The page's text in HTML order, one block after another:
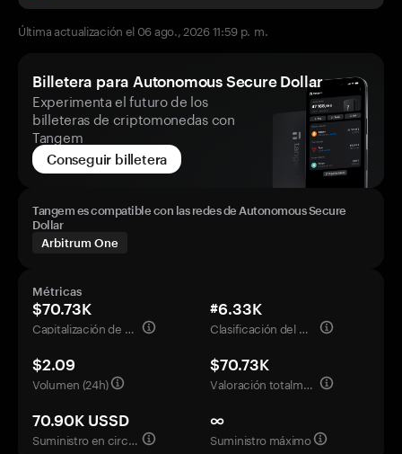
Última actualización el 06 ago., 2026 11:59 p. m.
Billetera para Autonomous Secure Dollar
Experimenta el futuro de los
billeteras de criptomonedas con
Tangem
Conseguir billetera
Tangem es compatible con las redes de Autonomous Secure
Dollar
Arbitrum One
Métricas
$70.73K
Capitalización de mercado
#6.33K
Clasificación del mercado
$2.09
Volumen (24h)
$70.73K
Valoración totalmente diluida
70.90K USSD
Suministro en circulación
∞
Suministro máximo